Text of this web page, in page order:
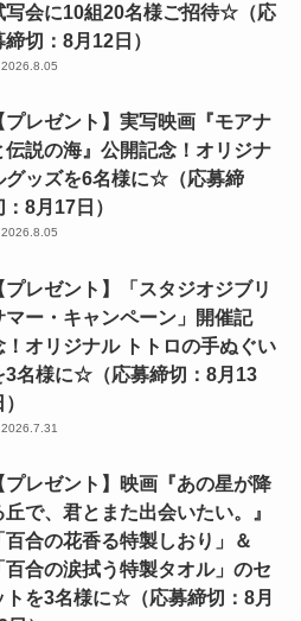
写会に10組20名様ご招待☆（応
締切：8月12日）
2026.8.05
プレゼント】実写映画『モアナ
伝説の海』公開記念！オリジナ
グッズを6名様に☆（応募締
：8月17日）
2026.8.05
プレゼント】「スタジオジブリ
マー・キャンペーン」開催記
！オリジナル トトロの手ぬぐい
3名様に☆（応募締切：8月13
2026.7.31
プレゼント】映画『あの星が降
丘で、君とまた出会いたい。』
百合の花香る特製しおり」＆
百合の涙拭う特製タオル」のセ
トを3名様に☆（応募締切：8月